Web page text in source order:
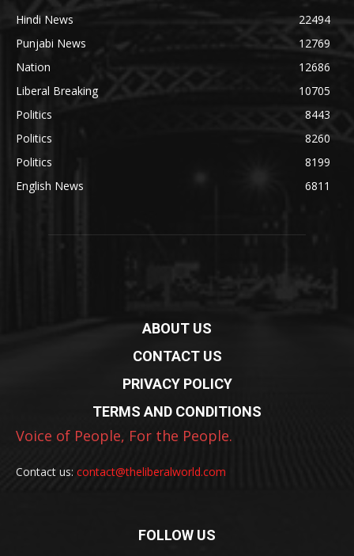
Hindi News
22494
Punjabi News
12769
Nation
12686
Liberal Breaking
10705
Politics
8443
Politics
8260
Politics
8199
English News
6811
ABOUT US
CONTACT US
PRIVACY POLICY
TERMS AND CONDITIONS
Voice of People, For the People.
Contact us: contact@theliberalworld.com
FOLLOW US